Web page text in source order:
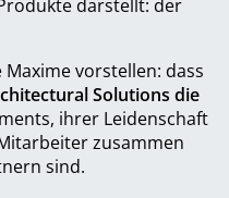
darstellt: der
vorstellen: dass
Solutions die
ihrer Leidenschaft
zusammen
sind.